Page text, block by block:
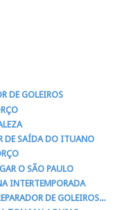
DE GOLEIROS
DE SAÍDA DO ITUANO
O SÃO PAULO
INTERTEMPORADA
DE GOLEIROS...